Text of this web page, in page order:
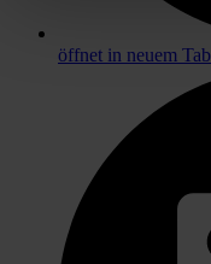
öffnet in neuem Tab